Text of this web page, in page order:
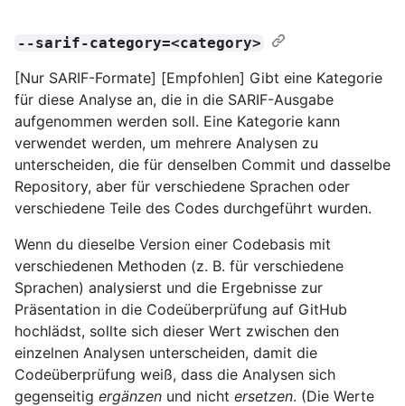
--sarif-category=<category>
[Nur SARIF-Formate] [Empfohlen] Gibt eine Kategorie
für diese Analyse an, die in die SARIF-Ausgabe
aufgenommen werden soll. Eine Kategorie kann
verwendet werden, um mehrere Analysen zu
unterscheiden, die für denselben Commit und dasselbe
Repository, aber für verschiedene Sprachen oder
verschiedene Teile des Codes durchgeführt wurden.
Wenn du dieselbe Version einer Codebasis mit
verschiedenen Methoden (z. B. für verschiedene
Sprachen) analysierst und die Ergebnisse zur
Präsentation in die Codeüberprüfung auf GitHub
hochlädst, sollte sich dieser Wert zwischen den
einzelnen Analysen unterscheiden, damit die
Codeüberprüfung weiß, dass die Analysen sich
gegenseitig ergänzen und nicht ersetzen. (Die Werte